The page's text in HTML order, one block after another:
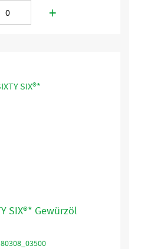
+
SIX®* Gewürzöl